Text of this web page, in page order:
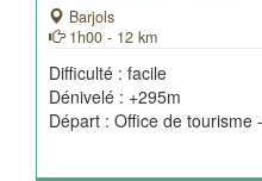
Barjols
1h00 - 12 km
Difficulté : facile
Dénivelé : +295m
Départ : Office de tourisme